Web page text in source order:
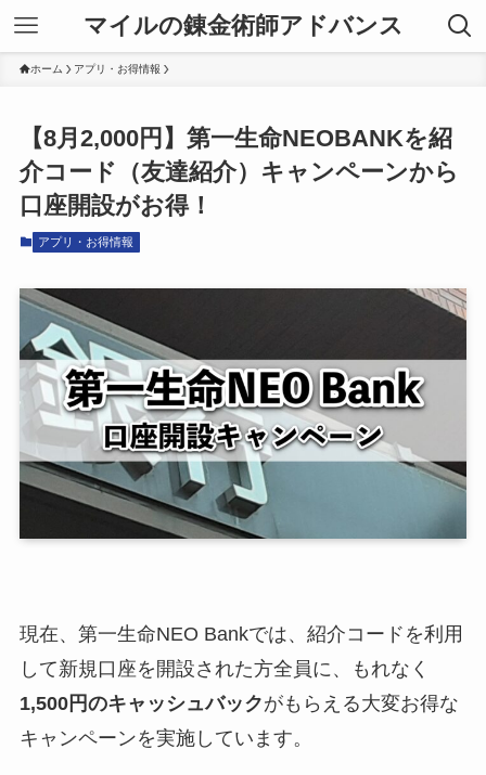
マイルの錬金術師アドバンス
ホーム アプリ・お得情報
【8月2,000円】第一生命NEOBANKを紹
介コード（友達紹介）キャンペーンから
口座開設がお得！
アプリ・お得情報
現在、第一生命NEO Bankでは、紹介コードを利用
して新規口座を開設された方全員に、もれなく
1,500円のキャッシュバックがもらえる大変お得な
キャンペーンを実施しています。